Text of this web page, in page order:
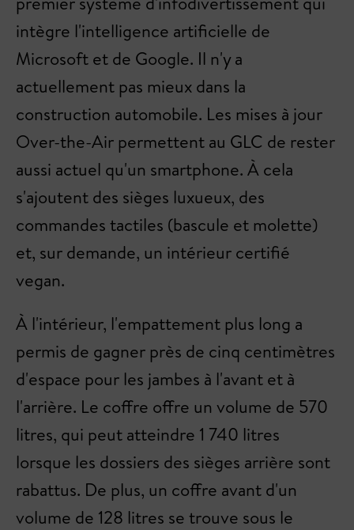
intègre l'intelligence artificielle de
Microsoft et de Google. Il n'y a
actuellement pas mieux dans la
construction automobile. Les mises à jour
Over-the-Air permettent au GLC de rester
aussi actuel qu'un smartphone. À cela
s'ajoutent des sièges luxueux, des
commandes tactiles (bascule et molette)
et, sur demande, un intérieur certifié
vegan.
À l'intérieur, l'empattement plus long a
permis de gagner près de cinq centimètres
d'espace pour les jambes à l'avant et à
l'arrière. Le coffre offre un volume de 570
litres, qui peut atteindre 1 740 litres
lorsque les dossiers des sièges arrière sont
rabattus. De plus, un coffre avant d'un
volume de 128 litres se trouve sous le